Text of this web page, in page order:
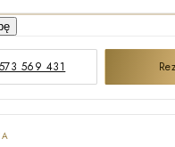
GRZYBOWSKA
569 431